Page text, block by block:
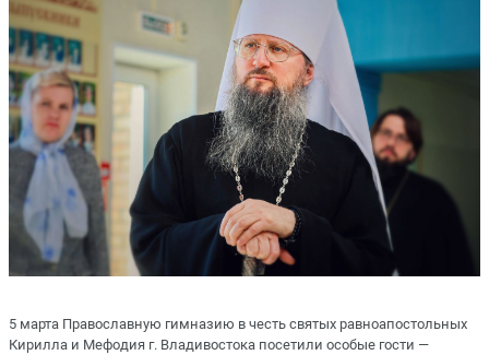
5 марта Православную гимназию в честь святых равноапостольных
Кирилла и Мефодия г. Владивостока посетили особые гости —